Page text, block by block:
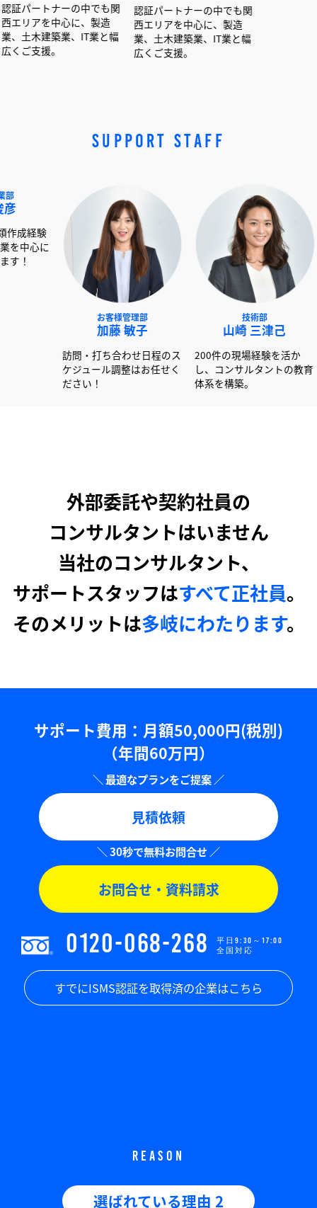
ナーの中でも関
中心に、製造
築業、IT業と幅
。
認証パートナーの中でも関
西エリアを中心に、製造
業、土木建築業、IT業と幅
広くご支援。
認証パートナーの中
西エリアを中心に、
業、土木建築業、IT
SUPPORT STAFF
山崎 三
200件の現場経
し、コンサルタ
体系を構築。
お客様管理部
加藤 敏子
訪問・打ち合わせ日程のス
ケジュール調整はお任せく
上の書類作成経験
し大手企業を中心に
トしています！
外部委託や契約社員の
コンサルタントはいません
当社のコンサルタント、
サポートスタッフはすべて正社員。
そのメリットは多岐にわたります。
サポート費用：⽉額50,000円(税別)
（年間60万円）
見積依頼
お問合せ・資料請求
0120-068-268
平日9:30～17:00
全国対応
すでにISMS認証を取得済の企業はこちら
REASON
選ばれている理由 2